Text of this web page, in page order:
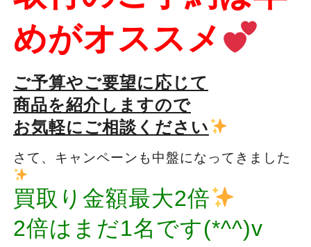
めがオススメ
ご予算やご要望に応じて
商品を紹介しますので
お気軽にご相談ください
さて、キャンペーンも中盤になってきました
買取り金額最大2倍
2倍はまだ1名です(*^^)v